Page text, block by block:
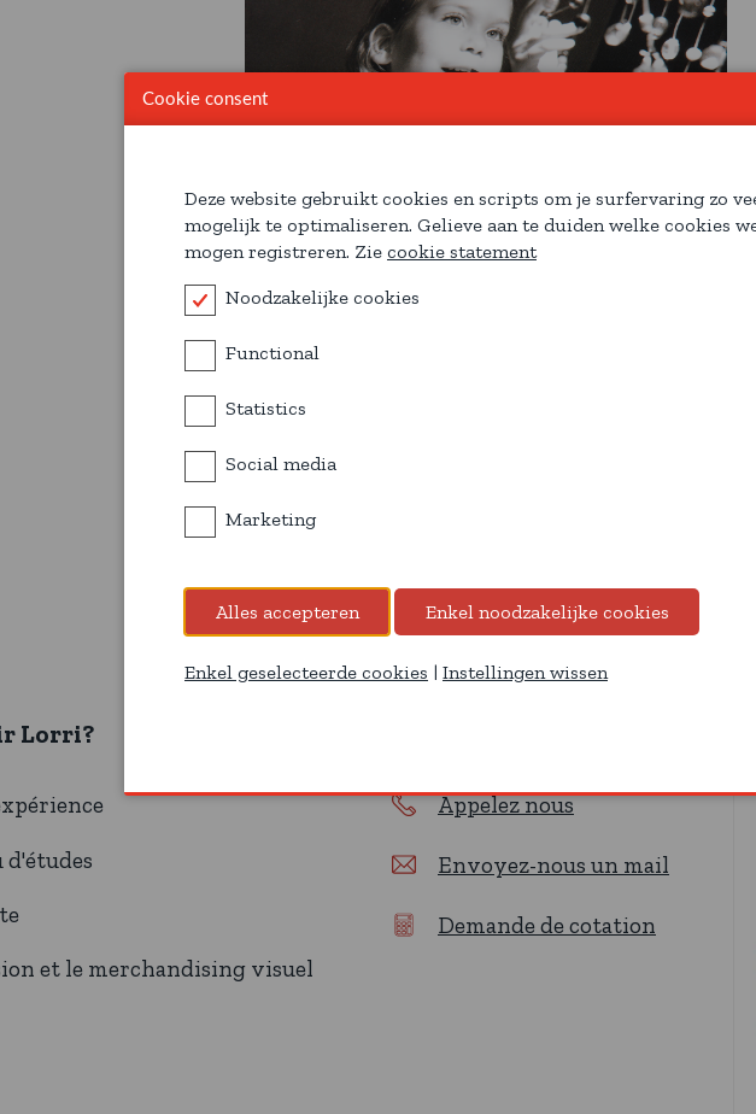
Lorri?
d'études
et le merchandising visuel
Appelez nous
Envoyez-nous un mail
Demande de cotation
Cookie consent
Deze website gebruikt cookies en scripts om je surfervaring zo
mogelijk te optimaliseren. Gelieve aan te duiden welke cookies
mogen registreren. Zie cookie statement
Noodzakelijke cookies
Functional
Statistics
Social media
Marketing
Enkel geselecteerde cookies | Instellingen wissen